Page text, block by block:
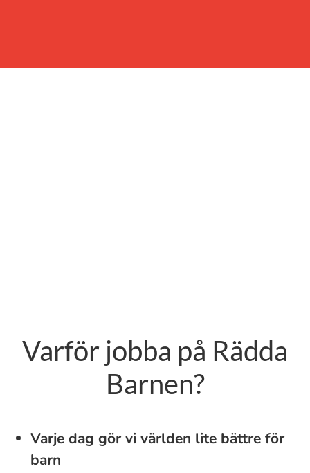
Varför jobba på Rädda
Barnen?
Varje dag gör vi världen lite bättre för
barn